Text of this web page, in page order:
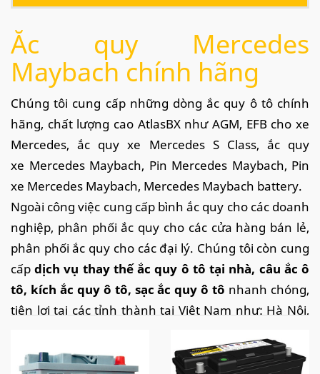
Ắc quy Mercedes
Maybach chính hãng
Chúng tôi cung cấp những dòng ắc quy ô tô chính
hãng, chất lượng cao AtlasBX như AGM, EFB cho xe
Mercedes, ắc quy xe Mercedes S Class, ắc quy
xe Mercedes Maybach, Pin Mercedes Maybach, Pin
xe Mercedes Maybach, Mercedes Maybach battery.
Ngoài công việc cung cấp bình ắc quy cho các doanh
nghiệp, phân phối ắc quy cho các cửa hàng bán lẻ,
phân phối ắc quy cho các đại lý. Chúng tôi còn cung
cấpdịch vụ thay thế ắc quy ô tô tại nhà, câu ắc ô
tô, kích ắc quy ô tô, sạc ắc quy ô tô nhanh chóng,
tiện lợi tại các tỉnh thành tại Việt Nam như: Hà Nội,
Nẵng, Hải Phòng, Tp.HCM, Vĩnh Phúc, Thái Nguyên,